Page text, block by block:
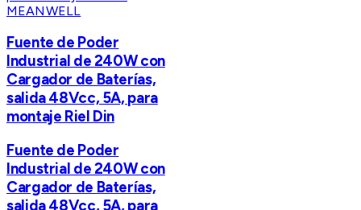
MEANWELL
Fuente de Poder
Industrial de 240W con
Cargador de Baterías,
salida 48Vcc, 5A, para
montaje Riel Din
Fuente de Poder
Industrial de 240W con
Cargador de Baterías,
salida 48Vcc, 5A, para